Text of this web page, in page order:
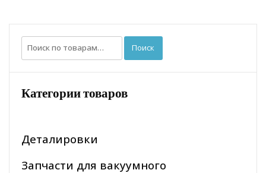
Искать: Поиск
Категории товаров
Деталировки
Запчасти для вакуумного